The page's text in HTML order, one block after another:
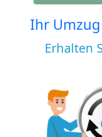
Ihr
Erhalten